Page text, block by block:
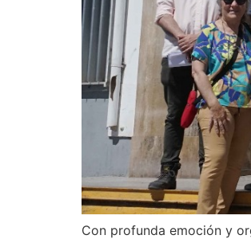
Con profunda emoción y